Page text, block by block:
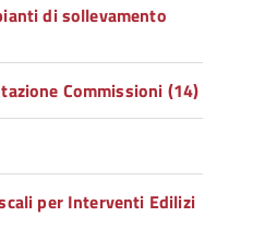
di sollevamento
Commissioni (14)
per Interventi Edilizi